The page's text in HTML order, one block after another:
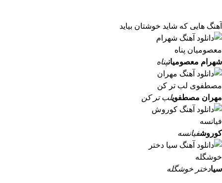
آهنگ هایی که شاید خوشتان بیاید
شهرام معصومیانپناه
مهران مصطفویلب تر کن
کوروشفیانسه
سیادختر خوشگله